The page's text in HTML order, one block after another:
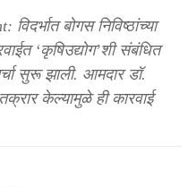
बोगस निविष्ठांच्या
‘कृषिउद्योग’शी संबंधित
सुरू झाली. आमदार डॉ.
केल्यामुळे ही कारवाई